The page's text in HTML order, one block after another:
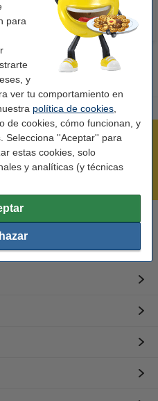
para
y
ver tu comportamiento en
política de cookies
de cookies, cómo funcionan, y
Selecciona ''Aceptar'' para
estas cookies, solo
y analíticas (y técnicas
de 09:00 a 20:00.